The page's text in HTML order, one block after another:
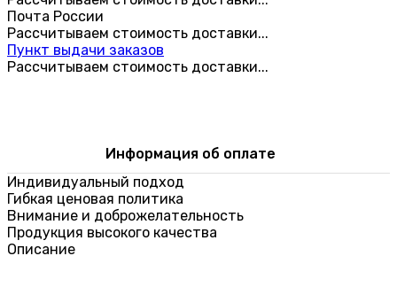
Почта России
Рассчитываем стоимость доставки...
Пункт выдачи заказов
Рассчитываем стоимость доставки...
Информация об оплате
Индивидуальный подход
Гибкая ценовая политика
Внимание и доброжелательность
Продукция высокого качества
Описание